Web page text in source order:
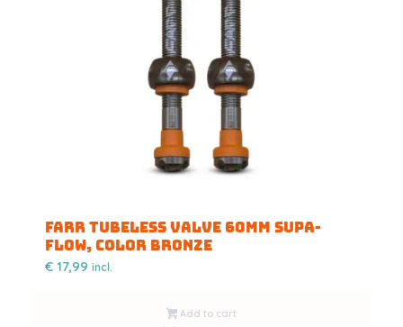
FARR TUBELESS VALVE 60MM SUPA-
FLOW, COLOR BRONZE
€17,99 incl.
Add to cart